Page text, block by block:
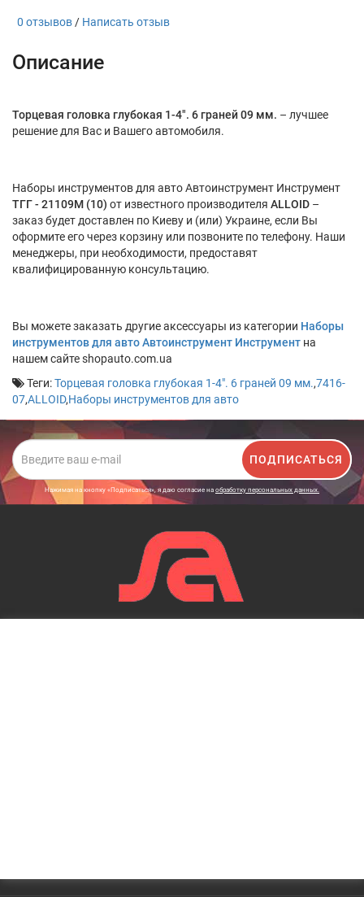
0 отзывов / Написать отзыв
Описание
Торцевая головка глубокая 1-4". 6 граней 09 мм. – лучшее
решение для Вас и Вашего автомобиля.
Наборы инструментов для авто Автоинструмент Инструмент
ТГГ - 21109M (10) от известного производителя ALLOID –
заказ будет доставлен по Киеву и (или) Украине, если Вы
оформите его через корзину или позвоните по телефону. Наши
менеджеры, при необходимости, предоставят
квалифицированную консультацию.
Вы можете заказать другие аксессуары из категории Наборы
инструментов для авто Автоинструмент Инструмент на
нашем сайте shopauto.com.ua
Теги:Торцевая головка глубокая 1-4". 6 граней 09 мм.,7416-
07,ALLOID,Наборы инструментов для авто
ПОДПИСАТЬСЯ
Нажимая на кнопку «Подписаться», я даю cогласие на обработку персональных данных.